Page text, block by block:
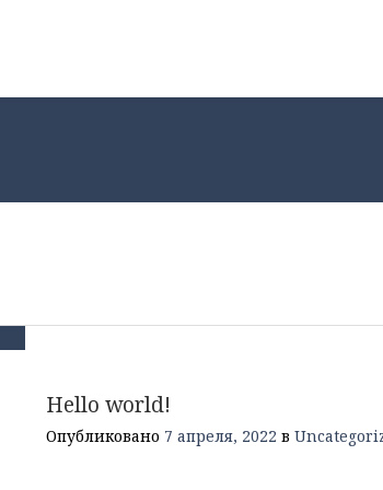
Hello world!
Опубликовано 7 апреля, 2022 в